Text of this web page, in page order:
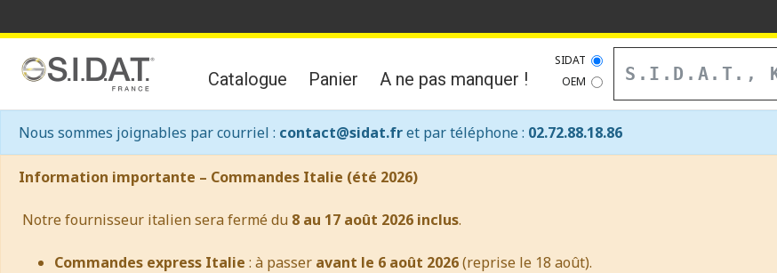
Catalogue Panier A ne pas manquer !
Recherche
SIDAT
OEM
Nous sommes joignables par courriel : contact@sidat.fret par téléphone : 02.72.88.18.86
Information importante – Commandes Italie (été 2026)
Notre fournisseur italien sera fermé du 8 au 17 août 2026 inclus.
Commandes express Italie : à passer avant le 6 août 2026(reprise le 18 août).